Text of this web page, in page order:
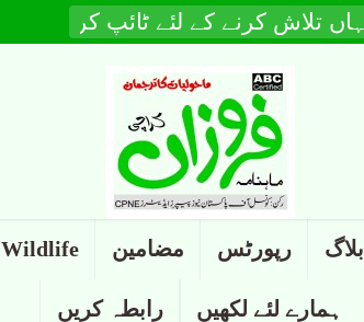
بلاگ رپورٹس مضامین Wildlife
ہمارے لئے لکھیں رابطہ کریں